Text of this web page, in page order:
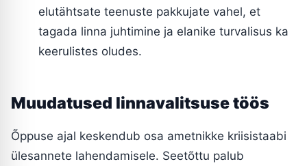
elutähtsate teenuste pakkujate vahel, et
tagada linna juhtimine ja elanike turvalisus ka
keerulistes oludes.
Muudatused linnavalitsuse töös
Õppuse ajal keskendub osa ametnikke kriisistaabi
ülesannete lahendamisele. Seetõttu palub